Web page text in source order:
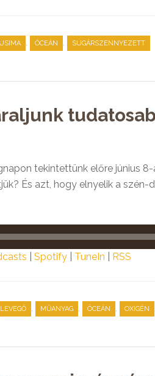
, ÓCEÁN , SUGÁRSZENNYEZETT
tekintettünk előre június
És azt, hogy elnyelik a
Spotify TuneIn RSS
LEVEGŐ , MŰANYAG , ÓCEÁN , OXIGÉN